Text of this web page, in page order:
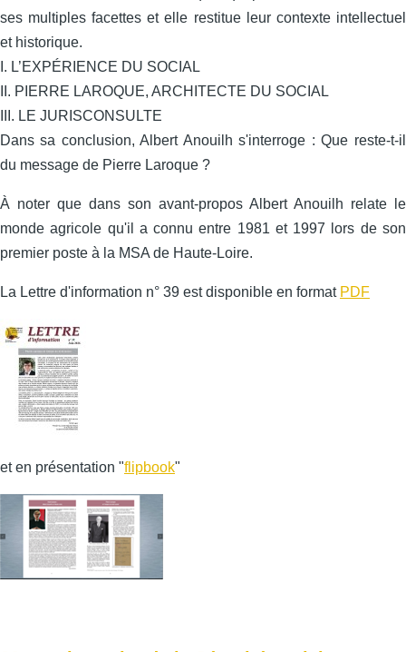
ses multiples facettes et elle restitue leur contexte intellectuel
et historique.
I. L’EXPÉRIENCE DU SOCIAL
II. PIERRE LAROQUE, ARCHITECTE DU SOCIAL
III. LE JURISCONSULTE
Dans sa conclusion, Albert Anouilh s'interroge : Que reste-t-il
du message de Pierre Laroque ?
À noter que dans son avant-propos Albert Anouilh relate le
monde agricole qu'il a connu entre 1981 et 1997 lors de son
premier poste à la MSA de Haute-Loire.
La Lettre d'information n° 39 est disponible en format PDF
et en présentation "flipbook"